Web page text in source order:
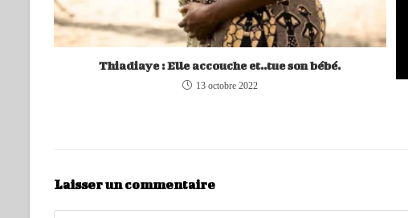
Thiadiaye : Elle accouche et..tue son bébé.
13 octobre 2022
Laisser un commentaire